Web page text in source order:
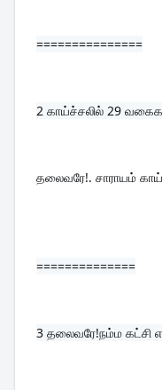
===============
2 காய்ச்சலில் 29
தலைவரே!. சாராயம்
==============
3 தலைவரே!நம்ம